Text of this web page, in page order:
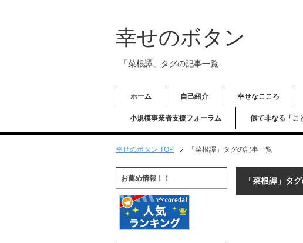
幸せのボタン
「菜根譚」タグの記事一覧
ホーム 自己紹介 幸せなこころ
小規模事業者支援フォーラム 似て非なる「こ
幸せのボタン TOP 「菜根譚」タグの記事一覧
「菜根譚」タ
お薦め情報！！